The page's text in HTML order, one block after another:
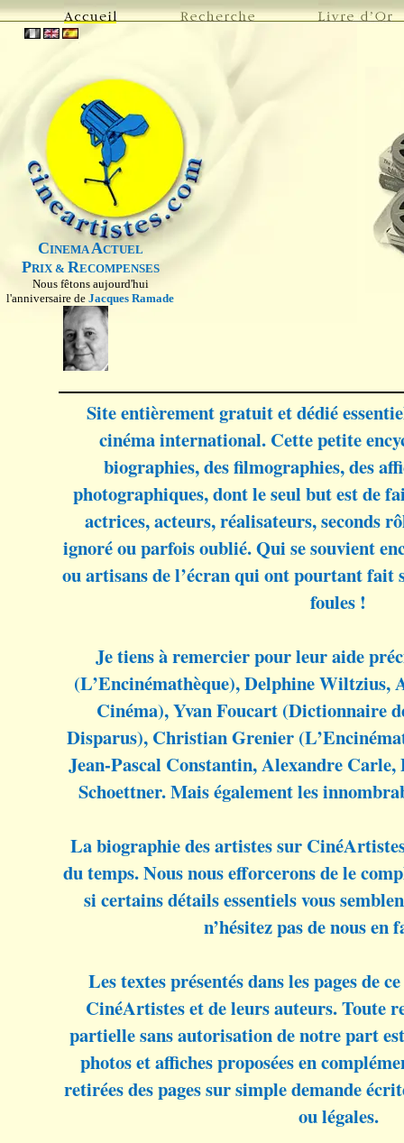
CINEMAACTUEL
PRIX & RECOMPENSES
Nous fêtons aujourd'hui
l'anniversaire de Jacques Ramade
Site entièrement gratuit et dédié
cinéma international. Cette petite
biographies, des filmographies, des
photographiques, dont le seul but est de
actrices, acteurs, réalisateurs, seconds
ignoré ou parfois oublié. Qui se souvient
ou artisans de l’écran qui ont pourtant fait
foules !
Je tiens à remercier pour leur aide
(L’Encinémathèque), Delphine Wiltzius,
Cinéma), Yvan Foucart (Dictionnaire
Disparus), Christian Grenier
Jean-Pascal Constantin, Alexandre
Schoettner. Mais également les
La biographie des artistes sur
du temps. Nous nous efforcerons de le
si certains détails essentiels vous
n’hésitez pas de nous en
Les textes présentés dans les pages de
CinéArtistes et de leurs auteurs. Toute
partielle sans autorisation de notre part
photos et affiches proposées en
retirées des pages sur simple demande
ou légales.